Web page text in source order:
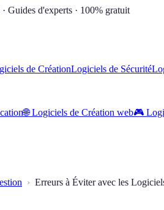
Guides d'experts · 100% gratuit
de CréationLogiciels de Sécurité
🌐 Logiciels de Création web🎮
Erreurs à Éviter avec les